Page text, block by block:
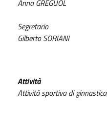
Anna GREGUOL
Segretario
Gilberto SORIANI
Attività
Attività sportiva di ginnastica